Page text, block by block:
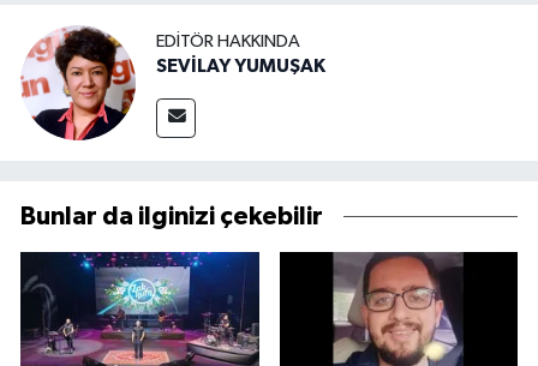
EDITÖR HAKKINDA
SEVİLAY YUMUŞAK
Bunlar da ilginizi çekebilir